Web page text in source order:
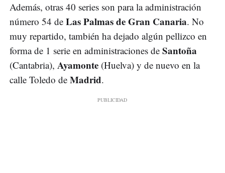
Además, otras 40 series son para la administración
número 54 de Las Palmas de Gran Canaria. No
muy repartido, también ha dejado algún pellizco en
forma de 1 serie en administraciones de Santoña
(Cantabria), Ayamonte (Huelva) y de nuevo en la
calle Toledo de Madrid.